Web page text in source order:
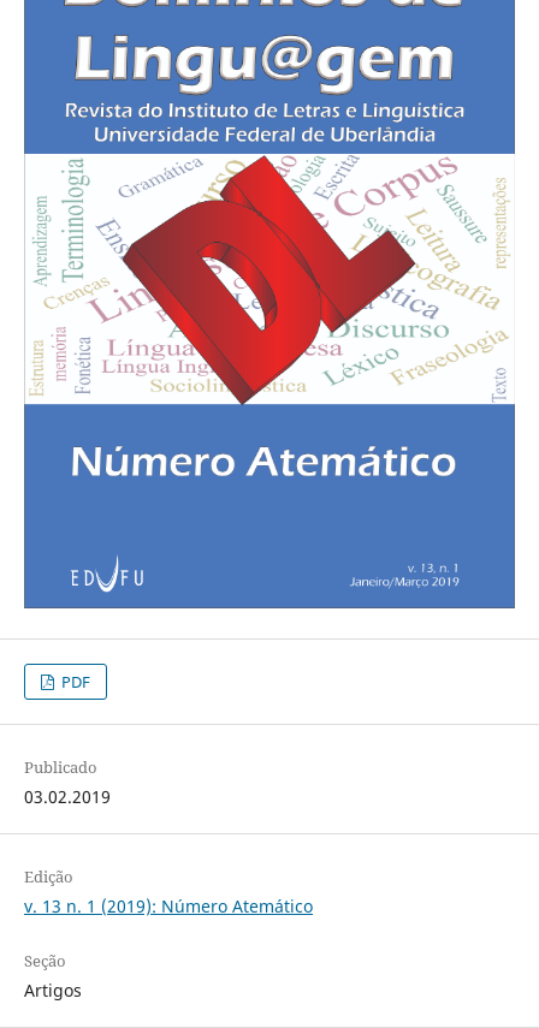
PDF
Publicado
03.02.2019
Edição
v. 13 n. 1 (2019): Número Atemático
Seção
Artigos